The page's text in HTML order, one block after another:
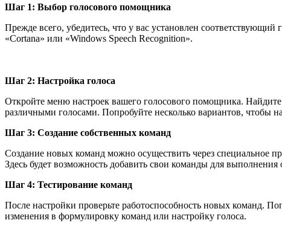
Шаг 1: Выбор голосового помощника
Прежде всего, убедитесь, что у вас установлен
«Cortana» или «Windows Speech Recognition».
Шаг 2: Настройка голоса
Откройте меню настроек вашего голосового помощника.
различными голосами. Попробуйте несколько вариантов, чтобы
Шаг 3: Создание собственных команд
Создание новых команд можно осуществить через специальное
Здесь будет возможность добавить свои команды для
Шаг 4: Тестирование команд
После настройки проверьте работоспособность новых команд.
изменения в формулировку команд или настройку голоса.